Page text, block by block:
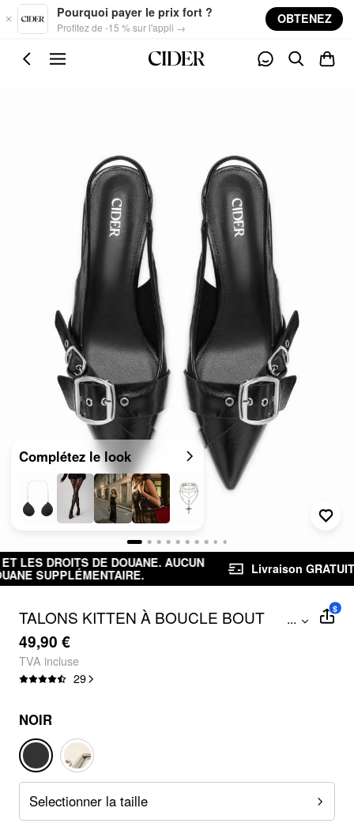
Skip to main content
Pourquoi payer le prix fort ?
Profitez de -15 % sur l'appli →
OBTENEZ
Complétez le look
AUCUN
Livraison GRATUITE dès 39,00 €
TALONS KITTEN À BOUCLE BOUT
POINTU
...
49,90 €
TVA incluse
29
$
NOIR
Selectionner la taille